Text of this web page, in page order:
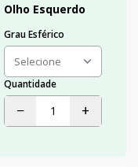
Olho Esquerdo
Grau Esférico
Quantidade
− +